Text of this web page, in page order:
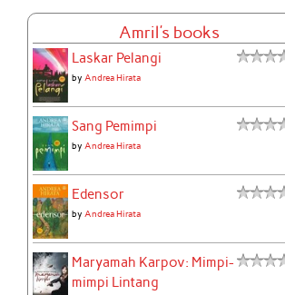
Amril's books
Laskar Pelangi
byAndrea Hirata
Sang Pemimpi
byAndrea Hirata
Edensor
byAndrea Hirata
Maryamah Karpov: Mimpi-
mimpi Lintang